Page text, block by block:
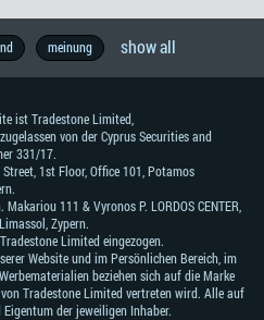
meinung show all
ist Tradestone Limited,
von der Cyprus Securities and
331/17.
1st Floor, Office 101, Potamos
111 & Vyronos Р. LORDOS CENTER,
Zypern.
Limited eingezogen.
Website und im Persönlichen Bereich, im
beziehen sich auf die Marke
Tradestone Limited vertreten wird. Alle auf
der jeweiligen Inhaber.